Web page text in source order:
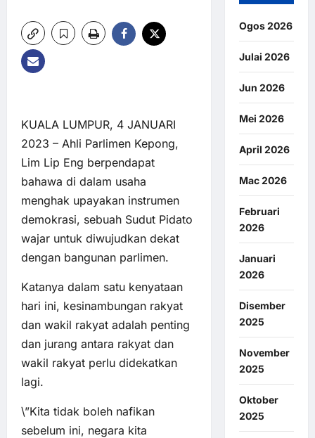
KUALA LUMPUR, 4 JANUARI
2023 – Ahli Parlimen Kepong,
Lim Lip Eng berpendapat
bahawa di dalam usaha
menghak upayakan instrumen
demokrasi, sebuah Sudut Pidato
wajar untuk diwujudkan dekat
dengan bangunan parlimen.
Katanya dalam satu kenyataan
hari ini, kesinambungan rakyat
dan wakil rakyat adalah penting
dan jurang antara rakyat dan
wakil rakyat perlu didekatkan
lagi.
\”Kita tidak boleh nafikan
sebelum ini, negara kita
Ogos 2026
Julai 2026
Jun 2026
Mei 2026
April 2026
Mac 2026
Februari
2026
Januari
2026
Disember
2025
November
2025
Oktober
2025